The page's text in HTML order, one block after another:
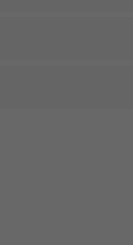
Pass?